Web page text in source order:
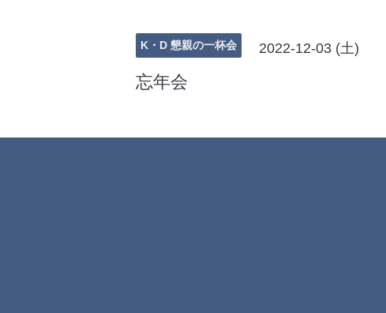
K・D 懇親の一杯会 2022-12-03 (土)
忘年会